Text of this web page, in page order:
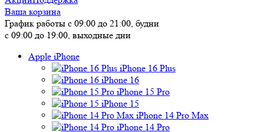
Ваша корзина
График работы с 09:00 до 21:00, будни
с 09:00 до 19:00, выходные дни
Apple iPhone
iPhone 16 Plus
iPhone 16
iPhone 15 Pro
iPhone 15
iPhone 14 Pro Max
iPhone 14 Pro